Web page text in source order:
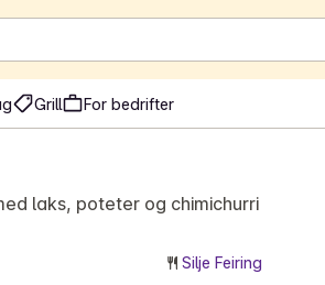
Grill For bedrifter
laks, poteter og chimichurri
Silje Feiring